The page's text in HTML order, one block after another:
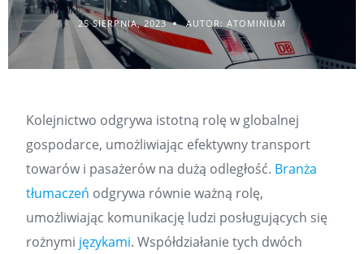
25 SIERPNIA, 2023 AUTOR: ATOMINIUM
Kolejnictwo odgrywa istotną rolę w globalnej
gospodarce, umożliwiając efektywny transport
towarów i pasażerów na dużą odległość. Branża
tłumaczeń odgrywa równie ważną rolę,
umożliwiając komunikację ludzi posługujących się
rożnymi językami. Współdziałanie tych dwóch